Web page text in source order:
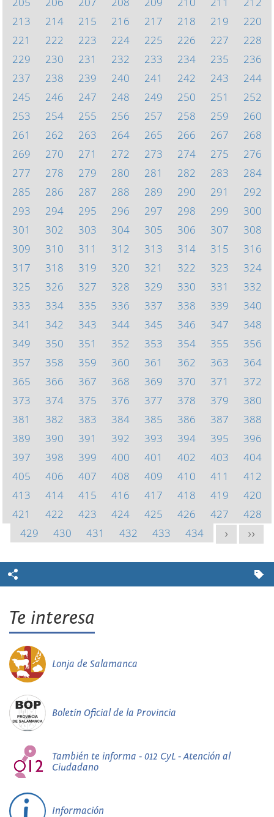
213
214 215 216 217 218 219
220
221
222 223 224 225 226 227
228
229
230 231 232 233 234 235
236
237
238 239 240 241 242 243
244
245
246 247 248 249 250 251
252
253
254 255 256 257 258 259
260
261
262 263 264 265 266 267
268
269
270 271 272 273 274 275
276
277
278 279 280 281 282 283
284
285
286 287 288 289 290 291
292
293
294 295 296 297 298 299
300
301
302 303 304 305 306 307
308
309
310 311 312 313 314 315
316
317
318 319 320 321 322 323
324
325
326 327 328 329 330 331
332
333
334 335 336 337 338 339
340
341
342 343 344 345 346 347
348
349
350 351 352 353 354 355
356
357
358 359 360 361 362 363
364
365
366 367 368 369 370 371
372
373
374 375 376 377 378 379
380
381
382 383 384 385 386 387
388
389
390 391 392 393 394 395
396
397
398 399 400 401 402 403
404
405
406 407 408 409 410 411
412
413
414 415 416 417 418 419
420
421
422 423 424 425 426 427
428
429
430 431 432 433 434 > >>
Te interesa
Lonja de Salamanca
Boletín Oficial de la Provincia
También te informa - 012 CyL - Atención al
Ciudadano
Información